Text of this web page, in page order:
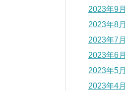
2023年9月
2023年8月
2023年7月
2023年6月
2023年5月
2023年4月